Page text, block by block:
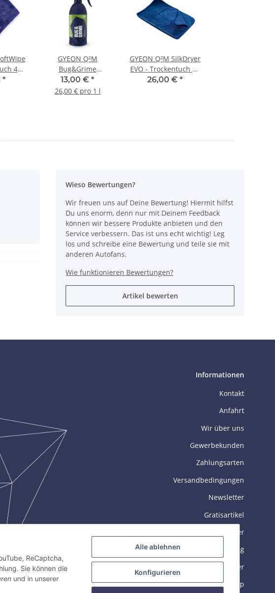
Alle ablehnen
Konfigurieren
ReCaptcha,
Sie können die
und in unserer
40
*
GYEON Q²M
Bug&Grime
Insektenentferner
500 ml
13,00 € *
26,00 € pro 1 l
GYEON Q²M SilkDryer
EVO - Trockentuch 70
cm × 90 cm
26,00 € *
Wieso Bewertungen?
Wir freuen uns auf Deine Bewertung! Hiermit hilfst
Du uns enorm, denn nur mit Deinem Feedback
können wir bessere Produkte anbieten und den
Service verbessern. Das ist uns echt wichtig! Leg
los und schreibe eine Bewertung und teile sie mit
anderen Autofans.
Wie funktionieren Bewertungen?
Artikel bewerten
Informationen
Kontakt
Anfahrt
Wir über uns
Gewerbekunden
Zahlungsarten
Versandbedingungen
Newsletter
Gratisartikel
Datenblätter
GYEON Zertifizierung
GEC Trainingscenter
Sitemap